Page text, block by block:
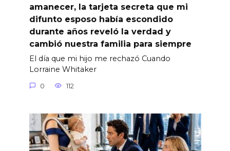
amanecer, la tarjeta secreta que mi
difunto esposo había escondido
durante años reveló la verdad y
cambió nuestra familia para siempre
El día que mi hijo me rechazó Cuando
Lorraine Whitaker
0 112